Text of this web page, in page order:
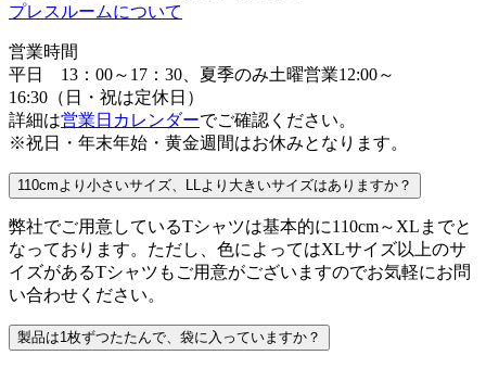
プレスルームについて
営業時間
平日 13：00～17：30、夏季のみ土曜営業12:00～
16:30（日・祝は定休日）
詳細は営業日カレンダーでご確認ください。
※祝日・年末年始・黄金週間はお休みとなります。
110cmより小さいサイズ、LLより大きいサイズはありますか？
弊社でご用意しているTシャツは基本的に110cm～XLまでと
なっております。ただし、色によってはXLサイズ以上のサ
イズがあるTシャツもご用意がございますのでお気軽にお問
い合わせください。
製品は1枚ずつたたんで、袋に入っていますか？